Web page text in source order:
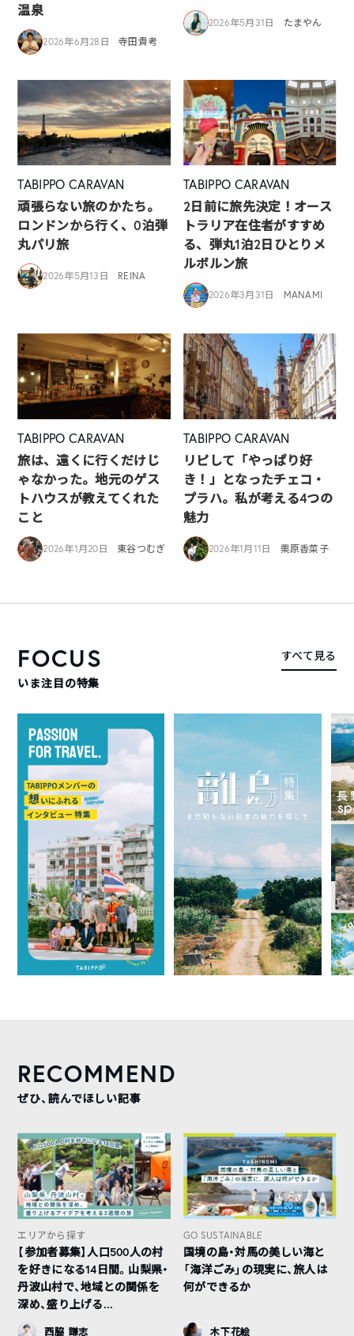
温泉
2026年6月28日 寺田貴考
2026年5月31日 たまやん
TABIPPO CARAVAN
頑張らない旅のかたち。
ロンドンから行く、0泊弾
丸パリ旅
2026年5月13日 REINA
TABIPPO CARAVAN
2日前に旅先決定！オース
トラリア在住者がすすめ
る、弾丸1泊2日ひとりメ
ルボルン旅
2026年3月31日 MANAMI
TABIPPO CARAVAN
旅は、遠くに行くだけじ
ゃなかった。地元のゲス
トハウスが教えてくれた
こと
2026年1月20日 東谷つむぎ
TABIPPO CARAVAN
リピして「やっぱり好
き！」となったチェコ・
プラハ。私が考える4つの
魅力
2026年1月11日 栗原香菜子
FOCUS
いま注目の特集
すべて見る
RECOMMEND
ぜひ、読んでほしい記事
エリアから探す
【参加者募集】人口500人の村
を好きになる14日間。山梨県・
丹波山村で、地域との関係を
深め、盛り上げる...
西脇 謙志
GO SUSTAINABLE
国境の島・対馬の美しい海と
「海洋ごみ」の現実に、旅人は
何ができるか
木下花絵